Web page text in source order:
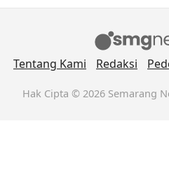
Tentang Kami Redaksi
Hak Cipta © 2026 Semarang